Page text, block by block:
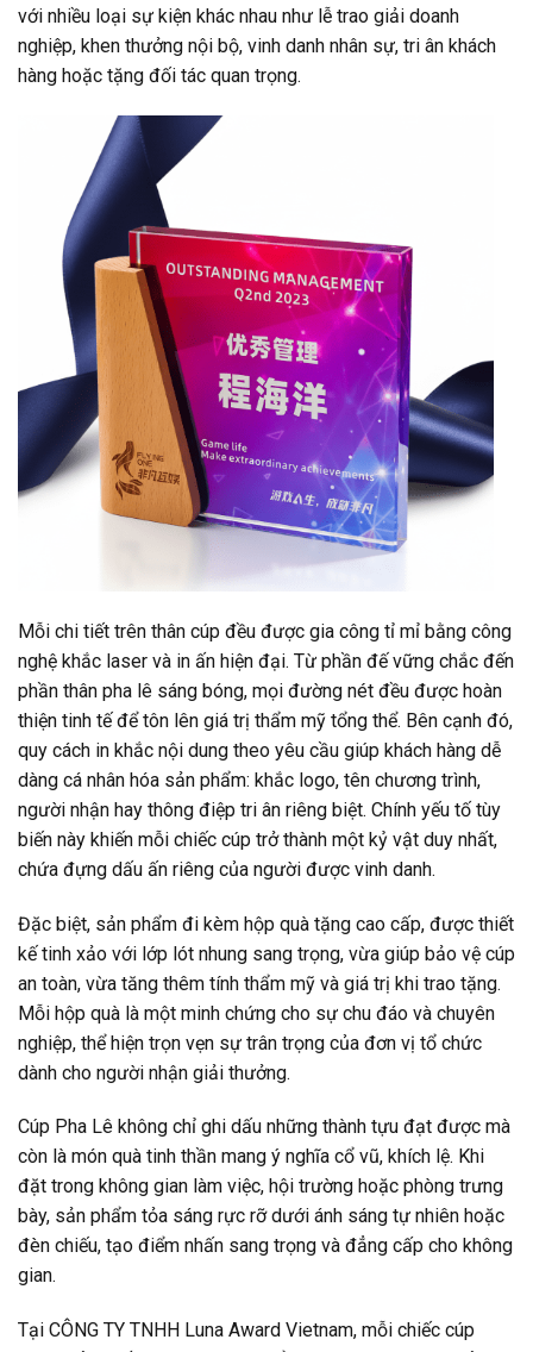
với nhiều loại sự kiện khác nhau như lễ trao giải doanh
nghiệp, khen thưởng nội bộ, vinh danh nhân sự, tri ân khách
hàng hoặc tặng đối tác quan trọng.
Mỗi chi tiết trên thân cúp đều được gia công tỉ mỉ bằng công
nghệ khắc laser và in ấn hiện đại. Từ phần đế vững chắc đến
phần thân pha lê sáng bóng, mọi đường nét đều được hoàn
thiện tinh tế để tôn lên giá trị thẩm mỹ tổng thể. Bên cạnh đó,
quy cách in khắc nội dung theo yêu cầu giúp khách hàng dễ
dàng cá nhân hóa sản phẩm: khắc logo, tên chương trình,
người nhận hay thông điệp tri ân riêng biệt. Chính yếu tố tùy
biến này khiến mỗi chiếc cúp trở thành một kỷ vật duy nhất,
chứa đựng dấu ấn riêng của người được vinh danh.
Đặc biệt, sản phẩm đi kèm hộp quà tặng cao cấp, được thiết
kế tinh xảo với lớp lót nhung sang trọng, vừa giúp bảo vệ cúp
an toàn, vừa tăng thêm tính thẩm mỹ và giá trị khi trao tặng.
Mỗi hộp quà là một minh chứng cho sự chu đáo và chuyên
nghiệp, thể hiện trọn vẹn sự trân trọng của đơn vị tổ chức
dành cho người nhận giải thưởng.
Cúp Pha Lê không chỉ ghi dấu những thành tựu đạt được mà
còn là món quà tinh thần mang ý nghĩa cổ vũ, khích lệ. Khi
đặt trong không gian làm việc, hội trường hoặc phòng trưng
bày, sản phẩm tỏa sáng rực rỡ dưới ánh sáng tự nhiên hoặc
đèn chiếu, tạo điểm nhấn sang trọng và đẳng cấp cho không
gian.
Tại CÔNG TY TNHH Luna Award Vietnam, mỗi chiếc cúp